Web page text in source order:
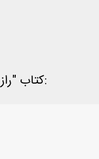
کتاب "راز دل" در نرم‌افزار های کتابخانه ای زیر وجود دارد: